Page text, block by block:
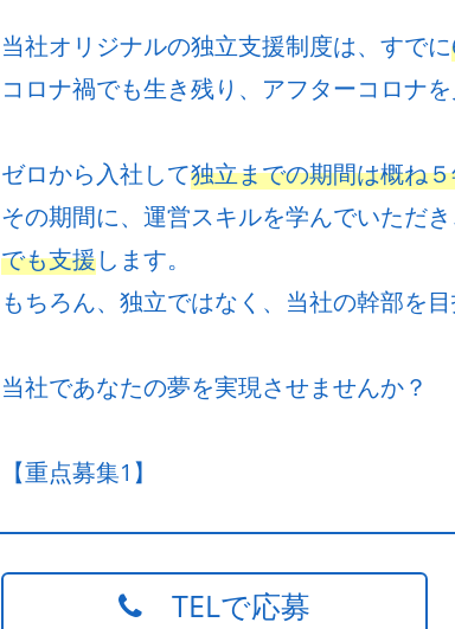
当社オリジナルの独立支援制度は、すでに
コロナ禍でも生き残り、アフターコロナ
ゼロから入社して独立までの期間は概ね
その期間に、運営スキルを学んでいただ
でも支援します。
もちろん、独立ではなく、当社の幹部を目
当社であなたの夢を実現させませんか？
【重点募集1】
TELで応募